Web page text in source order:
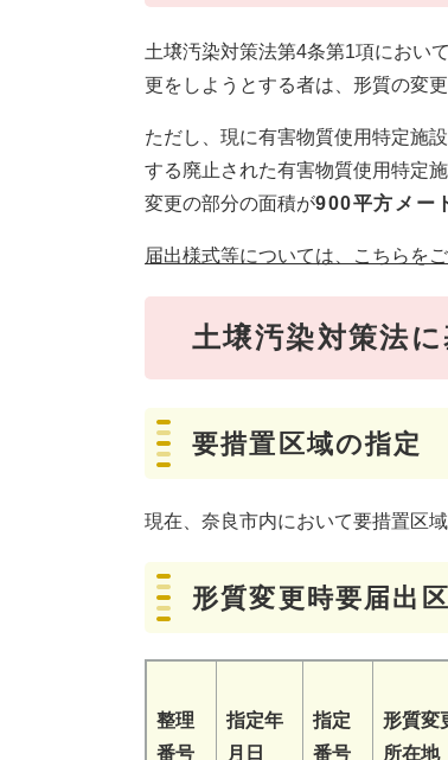
土壌汚染対策法第4条第1項において
更をしようとする者は、形質の変
ただし、現に有害物質使用特定施
する廃止された有害物質使用特定
変更の部分の面積が900平方メー
届出様式等については、こちらをご
土壌汚染対策法
要措置区域の指定
現在、奈良市内において要措置区
形質変更時要届出
整理
番号
指定年
月日
指定
番号
形質変
所在地